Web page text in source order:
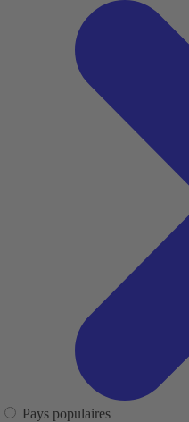
Pays populaires